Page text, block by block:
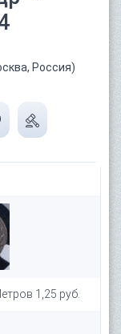
Россия)
1,25 руб.